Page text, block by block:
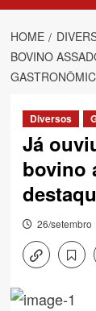
HOME
BOVINO
Diversos
Já
bovino
26/setembro